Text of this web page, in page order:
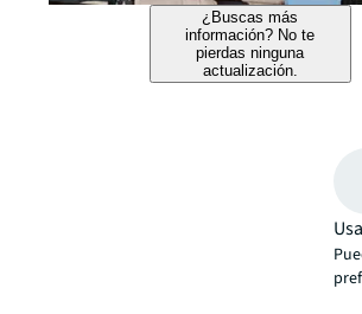
¿Buscas más
información? No te
pierdas ninguna
actualización.